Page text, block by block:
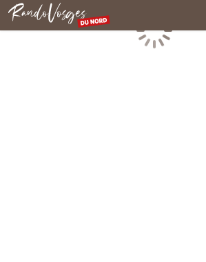
Rando Vosges du Nord
Chargement